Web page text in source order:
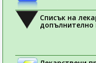
Списък на